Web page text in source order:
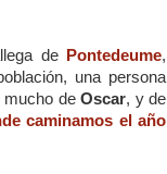
de Pontedeume,
una persona
mucho deOscar, y de
caminamos el año